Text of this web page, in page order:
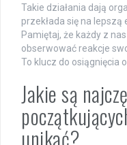
Takie działania dają
przekłada się na
Pamiętaj, że każdy z
obserwować reakcje
To klucz do osiągnięcia
Jakie są
unikać?